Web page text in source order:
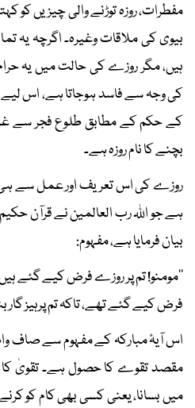
مفطرات، روزہ توڑنے والی چیزیں کو
بیوی کی ملاقات وغیرہ۔ اگرچہ یہ
ہیں، مگر روزے کی حالت میں یہ
کی وجہ سے فاسد ہوجاتا ہے، اس
کے حکم کے مطابق طلوع فجر سے
بچنے کا نام روزہ ہے۔
روزے کی اس تعریف اور عمل سے
ہے جو اﷲ رب العالمین نے قرآن
بیان فرمایا ہے، مفہوم:
’’مومنو! تم پر روزے فرض کیے گئے
فرض کیے گئے تھے، تاکہ تم پرہیز گار
اس آیۂ مبارکہ کے مفہوم سے صاف
مقصد تقوے کا حصول ہے۔ تقویٰ
میں بسانا، یعنی کسی بھی کام کو